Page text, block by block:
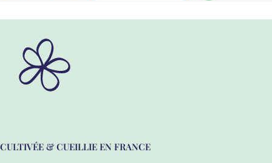
Lavande
CULTIVÉE & CUEILLIE EN FRANCE